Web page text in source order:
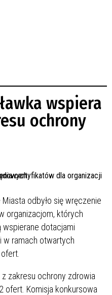
wspiera
ochrony
odbyło się wręczenie
organizacjom, których
wspierane dotacjami
w ramach otwartych
z zakresu ochrony zdrowia
ofert. Komisja konkursowa